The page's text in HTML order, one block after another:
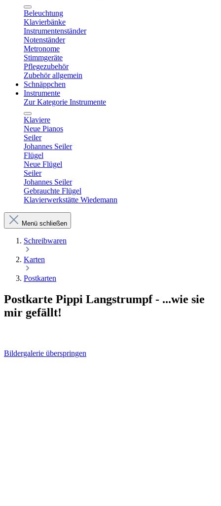
Beleuchtung
Klavierbänke
Instrumentenständer
Notenständer
Metronome
Stimmgeräte
Pflegezubehör
Zubehör allgemein
Schnäppchen
Instrumente
Zur Kategorie Instrumente
Klaviere
Neue Pianos
Seiler
Johannes Seiler
Flügel
Neue Flügel
Seiler
Johannes Seiler
Gebrauchte Flügel
Klavierwerkstätte Wiedemann
Menü schließen
Schreibwaren
Karten
Postkarten
Postkarte Pippi Langstrumpf - ...wie sie
mir gefällt!
Bildergalerie überspringen